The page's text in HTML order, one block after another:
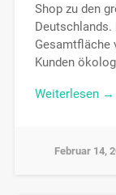
Shop zu den
Gesamtfläche
Kunden
Weiterlesen →
Februar 14,